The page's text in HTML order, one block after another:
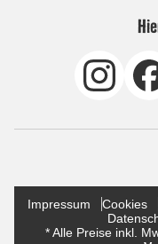
Impressum Cookies
* Alle Preise inkl.